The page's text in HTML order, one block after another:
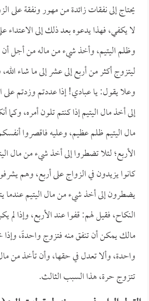
يحتاج إلى نفقات زائدة من مهور ونفقة على
لا يكفي، فهذا يدعوه بعد ذلك إلى الاعتداء
وظلم اليتيم، وأخذ شيء من ماله من أجل
ليتزوج أكثر من أربع إلى عشر إلى ما شاء
وعلا يقول: يا عبادي! إذا عددتم وزدتم
إلى أخذ مال اليتيم إذا كنتم تلون أمره،
مال اليتيم ظلم عظيم، وعليه فاقصروا
الأربع؛ لئلا تضطروا إلى أخذ شيء من مال
كانوا يزيدون في الزواج على أربع، وهم
يضطرون إلى أخذ شيء من مال اليتيم عندما
النكاح، فقيل لهم: قفوا عند الأربع، وإذا
مالك يمكن أن تنفق منه فتزوج واحدةً،
واحدة، وألا تعدل في حقها، وأن تأخذ من
تتزوج حرة، هذا السبب الثالث.